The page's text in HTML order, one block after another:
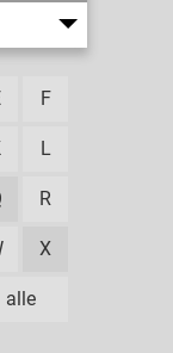
alle
F
L
R
X